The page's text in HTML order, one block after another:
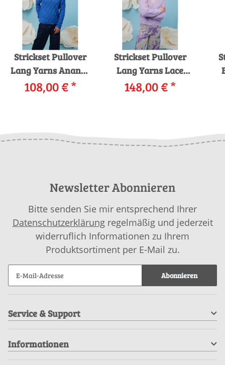
Strickset Pullover
Lang Yarns Ananas
Noah mit Anleitung
in garnwelt-Box
108,00 €*
Strickset Pullover
Lang Yarns Lace
Holly mit Anleitung
in garnwelt-Box
148,00 €*
Newsletter Abonnieren
Bitte senden Sie mir entsprechend Ihrer
Datenschutzerklärungregelmäßig und jederzeit
widerruflich Informationen zu Ihrem
Produktsortiment per E-Mail zu.
Abonnieren
Service & Support
Informationen